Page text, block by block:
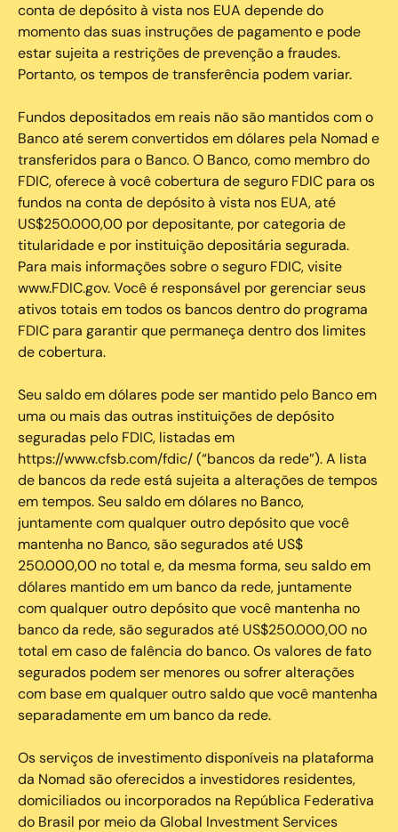
conta de depósito à vista nos EUA depende do
momento das suas instruções de pagamento e pode
estar sujeita a restrições de prevenção a fraudes.
Portanto, os tempos de transferência podem variar.
Fundos depositados em reais não são mantidos com o
Banco até serem convertidos em dólares pela Nomad e
transferidos para o Banco. O Banco, como membro do
FDIC, oferece à você cobertura de seguro FDIC para os
fundos na conta de depósito à vista nos EUA, até
US$250.000,00 por depositante, por categoria de
titularidade e por instituição depositária segurada.
Para mais informações sobre o seguro FDIC, visite
www.FDIC.gov. Você é responsável por gerenciar seus
ativos totais em todos os bancos dentro do programa
FDIC para garantir que permaneça dentro dos limites
de cobertura.
Seu saldo em dólares pode ser mantido pelo Banco em
uma ou mais das outras instituições de depósito
seguradas pelo FDIC, listadas em
https://www.cfsb.com/fdic/ (“bancos da rede”). A lista
de bancos da rede está sujeita a alterações de tempos
em tempos. Seu saldo em dólares no Banco,
juntamente com qualquer outro depósito que você
mantenha no Banco, são segurados até US$
250.000,00 no total e, da mesma forma, seu saldo em
dólares mantido em um banco da rede, juntamente
com qualquer outro depósito que você mantenha no
banco da rede, são segurados até US$250.000,00 no
total em caso de falência do banco. Os valores de fato
segurados podem ser menores ou sofrer alterações
com base em qualquer outro saldo que você mantenha
separadamente em um banco da rede.
Os serviços de investimento disponíveis na plataforma
da Nomad são oferecidos a investidores residentes,
domiciliados ou incorporados na República Federativa
do Brasil por meio da Global Investment Services